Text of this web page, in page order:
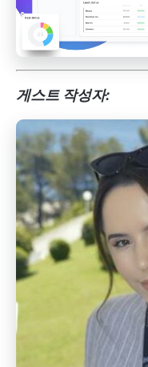
게스트 작성자: